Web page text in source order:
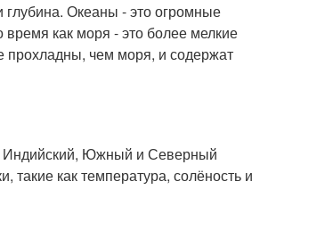
Океаны - это огромные
как моря - это более мелкие
прохладны, чем моря, и содержат
Индийский, Южный и Северный
такие как температура, солёность и